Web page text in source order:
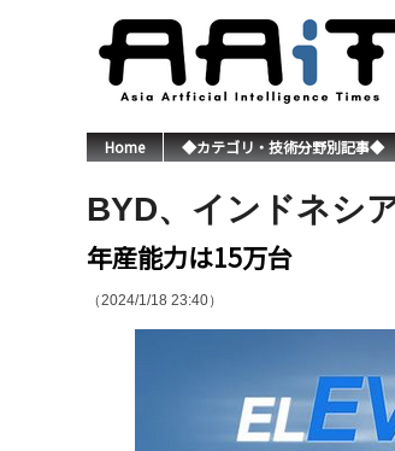
Home ◆カテゴリ・技術分野別記事◆
BYD、インドネシ
年産能力は15万台
（2024/1/18 23:40）